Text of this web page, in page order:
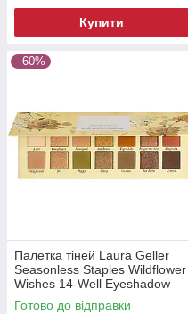
Купити
–60%
Палетка тіней Laura Geller
Seasonless Staples Wildflower
Wishes 14-Well Eyeshadow
Palette 14 г
Готово до відправки